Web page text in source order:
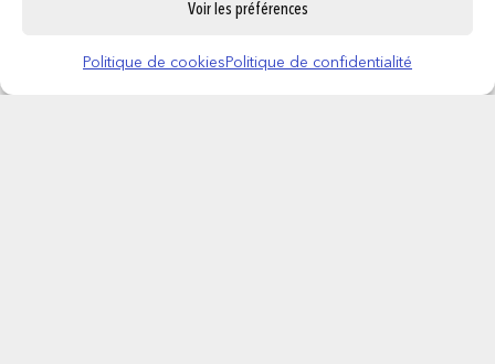
Voir les préférences
Politique de cookies Politique de confidentialité
MYMOCHI – Peluche – 5CM – Tigre